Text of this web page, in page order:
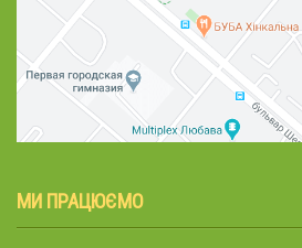
МИ ПРАЦЮЄМО